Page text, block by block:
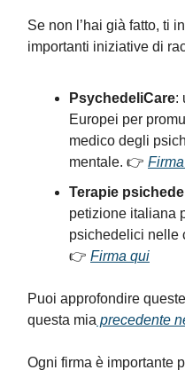
Se non l’hai già fatto, ti
importanti iniziative di
PsychedeliCare:
Europei per
medico degli
mentale. 👉
Terapie
petizione italiana
psichedelici nelle
👉 Firma qui
Puoi approfondire
questa mia precedente
Ogni firma è importante